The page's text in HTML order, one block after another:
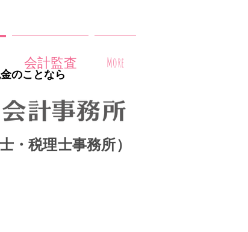
会計監査 More
のことなら
・税理士事務所）